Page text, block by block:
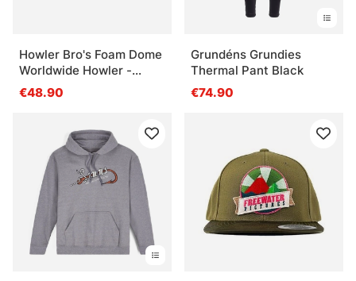
Howler Bro's Foam Dome
Worldwide Howler -
Yellow / White
€48.90
Grundéns Grundies
Thermal Pant Black
€74.90